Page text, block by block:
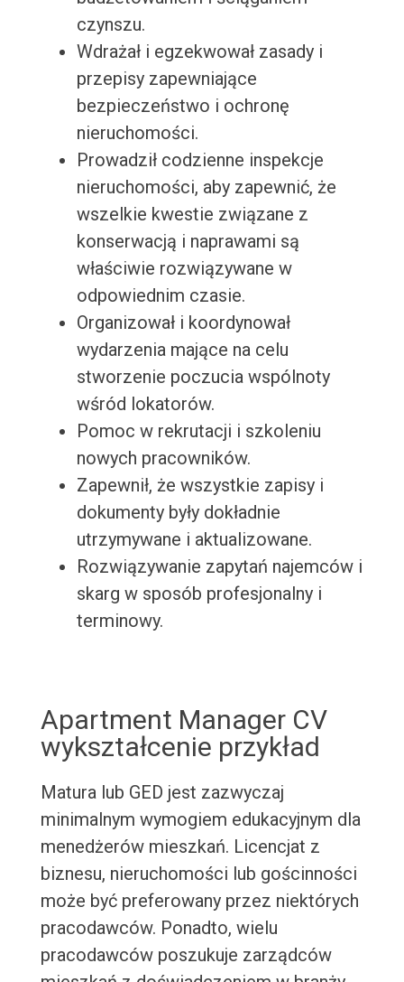
czynszu.
Wdrażał i egzekwował zasady i
przepisy zapewniające
bezpieczeństwo i ochronę
nieruchomości.
Prowadził codzienne inspekcje
nieruchomości, aby zapewnić, że
wszelkie kwestie związane z
konserwacją i naprawami są
właściwie rozwiązywane w
odpowiednim czasie.
Organizował i koordynował
wydarzenia mające na celu
stworzenie poczucia wspólnoty
wśród lokatorów.
Pomoc w rekrutacji i szkoleniu
nowych pracowników.
Zapewnił, że wszystkie zapisy i
dokumenty były dokładnie
utrzymywane i aktualizowane.
Rozwiązywanie zapytań najemców i
skarg w sposób profesjonalny i
terminowy.
Apartment Manager CV
wykształcenie przykład
Matura lub GED jest zazwyczaj
minimalnym wymogiem edukacyjnym dla
menedżerów mieszkań. Licencjat z
biznesu, nieruchomości lub gościnności
może być preferowany przez niektórych
pracodawców. Ponadto, wielu
pracodawców poszukuje zarządców